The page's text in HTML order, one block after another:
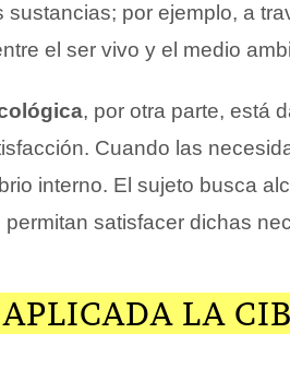
sustancias; por ejemplo, a
el ser vivo y el medio
, por otra parte, está
Cuando las
interno. El sujeto busca
permitan satisfacer dichas
LA